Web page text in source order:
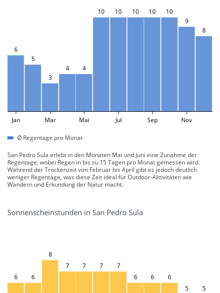
6
5
3
4 4
10 10 10 10
10
9
8
Jan Mar Mai Jul Sep Nov
Ø Regentage pro Monat
San Pedro Sula erlebt in den Monaten Mai und Juni eine Zunahme der
Regentage, wobei Regen in bis zu 15 Tagen pro Monat gemessen wird.
Während der Trockenzeit von Februar bis April gibt es jedoch deutlich
weniger Regentage, was diese Zeit ideal für Outdoor-Aktivitäten wie
Wandern und Erkundung der Natur macht.
Sonnenscheinstunden in San Pedro Sula
6 6
8
7
7 7
7
6
6
6
5
5